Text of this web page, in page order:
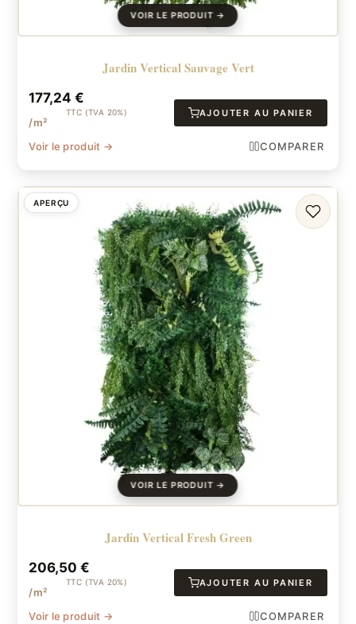
Jardin Vertical Sauvage Vert
177,24€
TTC (TVA 20%)
/m²
AJOUTER AU PANIER
Voir le produit → COMPARER
APERÇU
Jardin Vertical Fresh Green
206,50€
TTC (TVA 20%)
/m²
AJOUTER AU PANIER
Voir le produit → COMPARER